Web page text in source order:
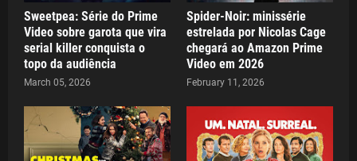
Sweetpea: Série do Prime
Video sobre garota que vira
serial killer conquista o
topo da audiência
March 05, 2026
Spider-Noir: minissérie
estrelada por Nicolas Cage
chegará ao Amazon Prime
Video em 2026
February 11, 2026